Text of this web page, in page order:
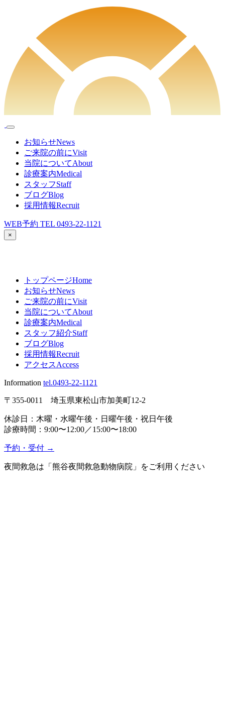
お知らせNews
ご来院の前にVisit
当院についてAbout
診療案内Medical
スタッフStaff
ブログBlog
採用情報Recruit
WEB予約 TEL 0493-22-1121
×
トップページHome
お知らせNews
ご来院の前にVisit
当院についてAbout
診療案内Medical
スタッフ紹介Staff
ブログBlog
採用情報Recruit
アクセスAccess
Information tel.0493-22-1121
〒355-0011 埼玉県東松山市加美町12-2
休診日：木曜・水曜午後・日曜午後・祝日午後
診療時間：9:00〜12:00／15:00〜18:00
予約・受付 →
夜間救急は「熊谷夜間救急動物病院」をご利用ください